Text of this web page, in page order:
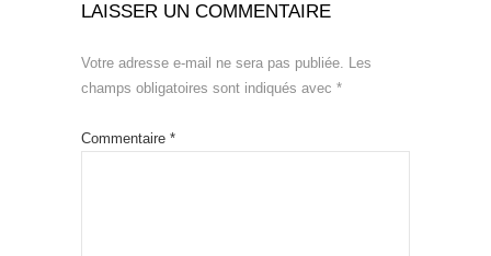
LAISSER UN COMMENTAIRE
Votre adresse e-mail ne sera pas publiée. Les
champs obligatoires sont indiqués avec *
Commentaire *